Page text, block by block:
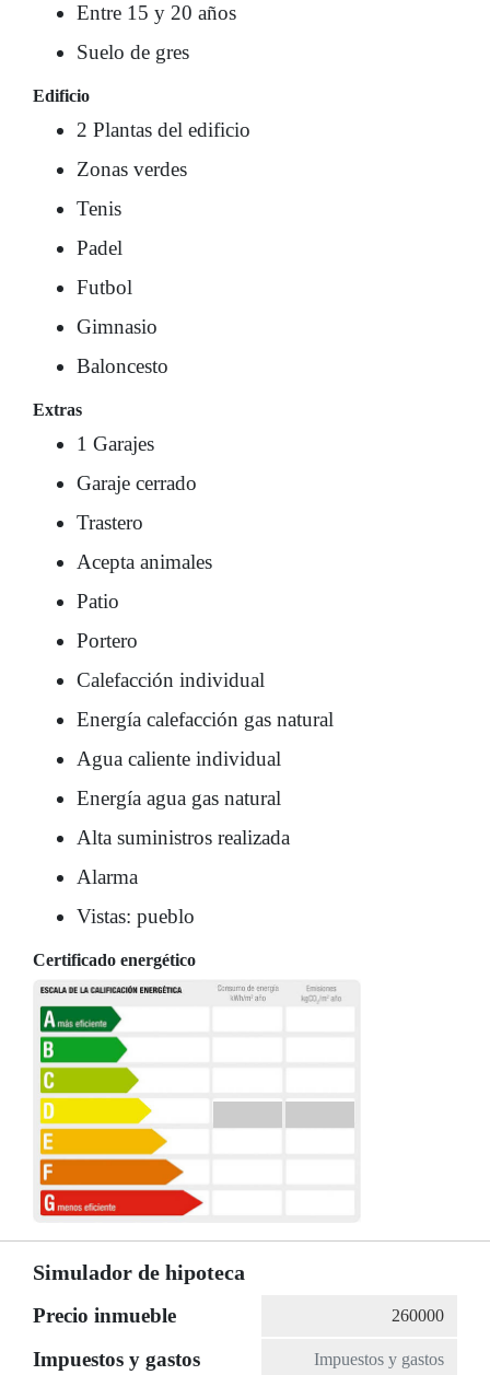
Entre 15 y 20 años
Suelo de gres
Edificio
2 Plantas del edificio
Zonas verdes
Tenis
Padel
Futbol
Gimnasio
Baloncesto
Extras
1 Garajes
Garaje cerrado
Trastero
Acepta animales
Patio
Portero
Calefacción individual
Energía calefacción gas natural
Agua caliente individual
Energía agua gas natural
Alta suministros realizada
Alarma
Vistas: pueblo
Certificado energético
Simulador de hipoteca
Precio inmueble
Impuestos y gastos